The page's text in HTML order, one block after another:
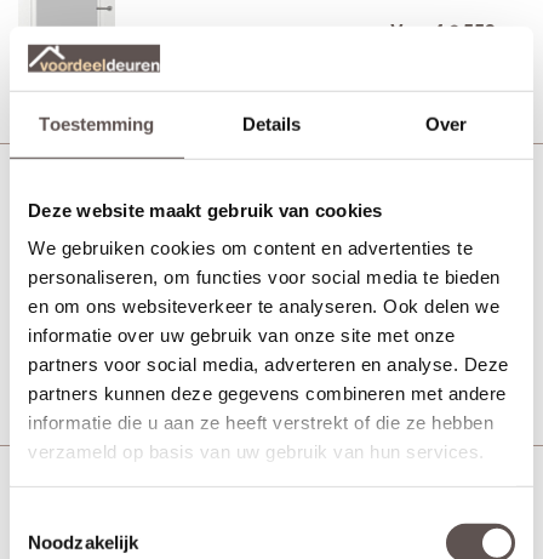
Toestemming Details Over
Deze website maakt gebruik van cookies
We gebruiken cookies om content en advertenties te
personaliseren, om functies voor social media te bieden
en om ons websiteverkeer te analyseren. Ook delen we
informatie over uw gebruik van onze site met onze
partners voor social media, adverteren en analyse. Deze
partners kunnen deze gegevens combineren met andere
informatie die u aan ze heeft verstrekt of die ze hebben
verzameld op basis van uw gebruik van hun services.
Noodzakelijk
Vanaf € 553,-
Svedex CE104 Gezandstraald
glas blanke rand
MDF afgelakt wit
21 werkdagen Vanaf € 553,-
Bekijk
MDF afgelakt wit